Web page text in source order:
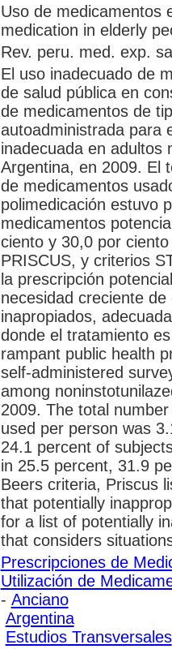
Uso de medicamentos
medication in elderly
Rev. peru. med. exp.
El uso inadecuado de
de salud pública en
de medicamentos de
autoadministrada para
inadecuada en adultos
Argentina, en 2009. El
de medicamentos
polimedicación estuvo
medicamentos
ciento y 30,0 por
PRISCUS, y criterios
la prescripción
necesidad creciente
inapropiados,
donde el tratamiento
rampant public health
self-administered
among
2009. The total
used per person was
24.1 percent of
in 25.5 percent, 31.9
Beers criteria, Priscus
that potentially
for a list of potentially
that considers
Prescripciones de
Utilización de
- Anciano
Argentina
Estudios Transversales